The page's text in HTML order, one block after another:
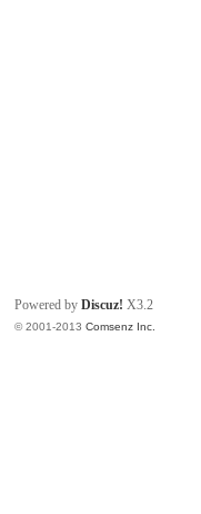
Powered byDiscuz! X3.2
© 2001-2013Comsenz Inc.